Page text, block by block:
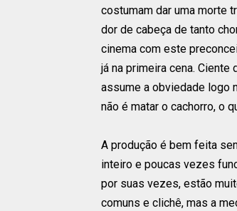
costumam dar uma morte
dor de cabeça de tanto
cinema com este
já na primeira cena.
assume a obviedade logo
não é matar o cachorro, o
A produção é bem feita
inteiro e poucas vezes
por suas vezes, estão
comuns e clichê, mas a